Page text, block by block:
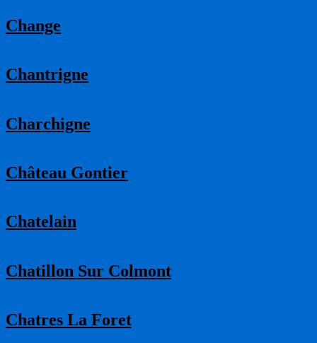
Change
Chantrigne
Charchigne
Château Gontier
Chatelain
Chatillon Sur Colmont
Chatres La Foret